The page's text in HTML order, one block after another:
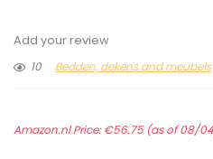
Add your review
10
Bedden, dekens and meubels
Amazon.nl Price:€56.75(as of 08/